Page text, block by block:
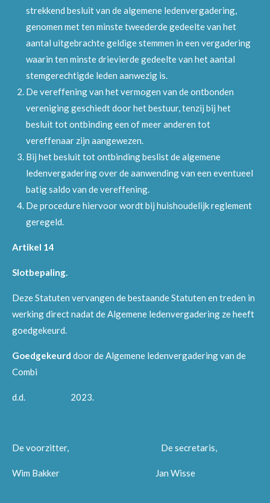
strekkend besluit van de algemene ledenvergadering,
genomen met ten minste tweederde gedeelte van het
aantal uitgebrachte geldige stemmen in een vergadering
waarin ten minste drievierde gedeelte van het aantal
stemgerechtigde leden aanwezig is.
De vereffening van het vermogen van de ontbonden
vereniging geschiedt door het bestuur, tenzij bij het
besluit tot ontbinding een of meer anderen tot
vereffenaar zijn aangewezen.
Bij het besluit tot ontbinding beslist de algemene
ledenvergadering over de aanwending van een eventueel
batig saldo van de vereffening.
De procedure hiervoor wordt bij huishoudelijk reglement
geregeld.
Artikel 14
Slotbepaling.
Deze Statuten vervangen de bestaande Statuten en treden in
werking direct nadat de Algemene ledenvergadering ze heeft
goedgekeurd.
Goedgekeurd door de Algemene ledenvergadering van de
Combi
d.d. 2023.
De voorzitter, De secretaris,
Wim Bakker Jan Wisse